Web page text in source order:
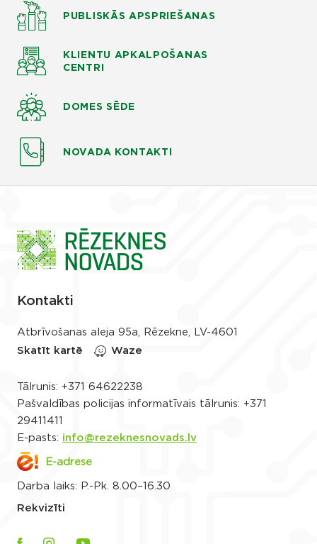
PUBLISKĀS APSPRIEŠANAS
KLIENTU APKALPOŠANAS
CENTRI
DOMES SĒDE
NOVADA KONTAKTI
Kontakti
Atbrīvošanas aleja 95a, Rēzekne, LV-4601
Skatīt kartē
Waze
Tālrunis: +371 64622238
Pašvaldības policijas informatīvais tālrunis: +371
29411411
E-pasts: info@rezeknesnovads.lv
E-adrese
Darba laiks: P.-Pk. 8.00–16.30
Rekvizīti